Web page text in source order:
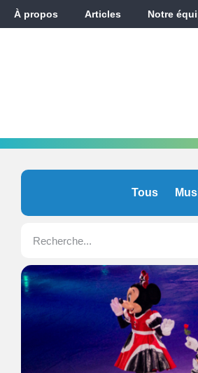
À propos Articles Notre
Tous